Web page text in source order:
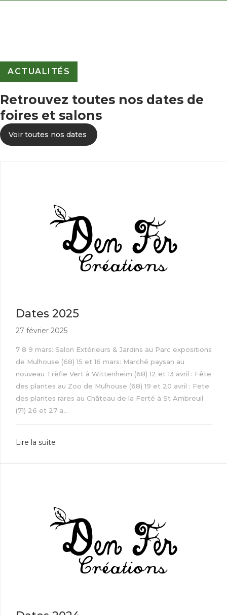
ACTUALITÉS
Retrouvez toutes nos dates de
foires et salons
Voir toutes nos dates
Dates 2025
27 février 2025
7 8 9 mars: Salon Extérieurs & Jardins au Parc expositions
de Mulhouse (68) 15 et 16 mars: Marché paysan au
nouveau Trèfle Vert à Wittenheim (68) 12 et 13 avril : Fête
des plantes au Zoo de Mulhouse (68) 19 et 20 avril : Fete
des plantes rares au Château de la Ferté à St Ambreuil
(71) 26 et 27 a...
Lire la suite